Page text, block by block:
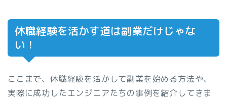
休職経験を活かす道は副業だけじゃな
い！
ここまで、休職経験を活かして副業を始める方法や、
実際に成功したエンジニアたちの事例を紹介してきま